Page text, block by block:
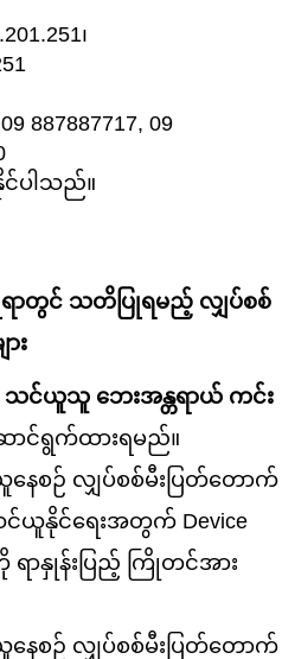
၊
887887717, 09
ပါသည်။
ာတွင် သတိပြုရမည့် လျှပ်စစ်
း
သင်ယူသူ ဘေးအန္တရာယ် ကင်း
ောင်ရွက်ထားရမည်။
ဉ် လျှပ်စစ်မီးပြတ်တောက်
နိုင်ရေးအတွက် Device
ရာနှုန်းပြည့် ကြိုတင်အား
ဉ် လျှပ်စစ်မီးပြတ်တောက်